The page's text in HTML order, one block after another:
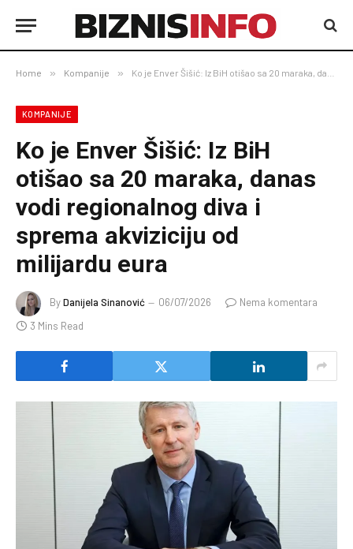
Home » Kompanije » Ko je Enver Šišić: Iz BiH otišao sa 20 maraka, danas vodi regionalnog diva i sprema akviziciju od milijardu eura
KOMPANIJE
Ko je Enver Šišić: Iz BiH
otišao sa 20 maraka, danas
vodi regionalnog diva i
sprema akviziciju od
milijardu eura
ByDanijela Sinanović 06/07/2026
Nema komentara
3 Mins Read